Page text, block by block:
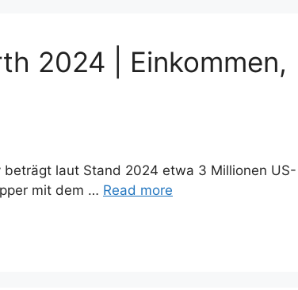
2024 | Einkommen,
laut Stand 2024 etwa 3 Millionen US-
mit dem … Read more